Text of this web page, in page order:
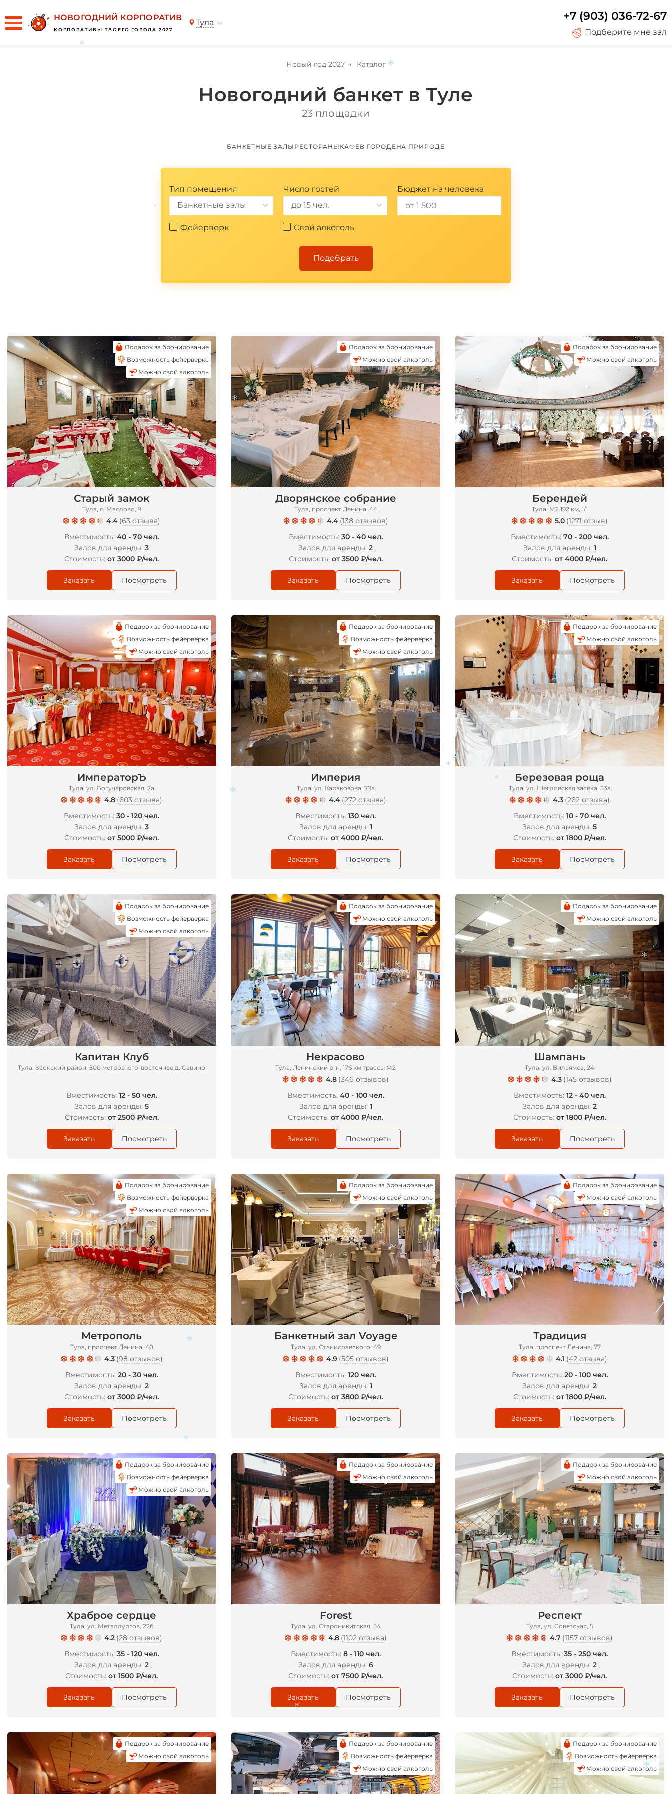
НОВОГОДНИЙ КОРПОРАТИВ
КОРПОРАТИВЫ ТВОЕГО ГОРОДА 2027
Тула +7 (903) 036-72-67
Подберите мне зал
Новый год 2027 Каталог
Новогодний банкет в Туле
23 площадки
БАНКЕТНЫЕ ЗАЛЫ РЕСТОРАНЫ КАФЕВ ГОРОДЕНА ПРИРОДЕ
Тип помещения
Банкетные залы
Число гостей
до 15 чел.
Бюджет на человека
Фейерверк Свой алкоголь
Подобрать
Старый замок
Тула, с. Маслово, 9
4.4 (63 отзыва)
Вместимость:40 - 70 чел.
Залов для аренды:3
Стоимость:от 3000 ₽/чел.
Подарок за бронирование
Возможность фейерверка
Можно свой алкоголь
Заказать Посмотреть
Дворянское собрание
Тула, проспект Ленина, 44
4.4 (138 отзывов)
Вместимость: 30 - 40 чел.
Залов для аренды:2
Стоимость: от 3500 ₽/чел.
Подарок за бронирование
Можно свой алкоголь
Заказать Посмотреть
Берендей
Тула, М2 192 км, 1/1
5.0 (1271 отзыв)
Вместимость: 70 - 200 чел.
Залов для аренды: 1
Стоимость:от 4000 ₽/чел.
Подарок за бронирование
Можно свой алкоголь
Заказать Посмотреть
ИмператорЪ
Тула, ул. Богучаровская, 2а
4.8 (603 отзыва)
Вместимость:30 - 120 чел.
Залов для аренды:3
Стоимость:от 5000 ₽/чел.
Подарок за бронирование
Возможность фейерверка
Можно свой алкоголь
Заказать Посмотреть
Империя
Тула, ул. Каракозова, 79а
4.4 (272 отзыва)
Вместимость:130 чел.
Залов для аренды: 1
Стоимость:от 4000 ₽/чел.
Подарок за бронирование
Возможность фейерверка
Можно свой алкоголь
Заказать Посмотреть
Березовая роща
Тула, ул. Щегловская засека, 53а
4.3 (262 отзыва)
Вместимость: 10 - 70 чел.
Залов для аренды:5
Стоимость: от 1800 ₽/чел.
Подарок за бронирование
Можно свой алкоголь
Заказать Посмотреть
Капитан Клуб
Тула, Заокский район, 500 метров юго-восточнее д. Савино
Вместимость: 12 - 50 чел.
Залов для аренды:5
Стоимость: от 2500 ₽/чел.
Подарок за бронирование
Возможность фейерверка
Можно свой алкоголь
Заказать Посмотреть
Некрасово
Тула, Ленинский р-н, 176 км трассы М2
4.8 (346 отзывов)
Вместимость: 40 - 100 чел.
Залов для аренды: 1
Стоимость:от 4000 ₽/чел.
Подарок за бронирование
Можно свой алкоголь
Заказать Посмотреть
Шампань
Тула, ул. Вильямса, 24
4.3 (145 отзывов)
Вместимость: 12 - 40 чел.
Залов для аренды:2
Стоимость: от 1800 ₽/чел.
Подарок за бронирование
Можно свой алкоголь
Заказать Посмотреть
Метрополь
Тула, проспект Ленина, 40
4.3 (98 отзывов)
Вместимость: 20 - 30 чел.
Залов для аренды:2
Стоимость:от 3000 ₽/чел.
Подарок за бронирование
Возможность фейерверка
Можно свой алкоголь
Заказать Посмотреть
Банкетный зал Voyage
Тула, ул. Станиславского, 49
4.9 (505 отзывов)
Вместимость:120 чел.
Залов для аренды: 1
Стоимость:от 3800 ₽/чел.
Подарок за бронирование
Можно свой алкоголь
Заказать Посмотреть
Традиция
Тула, проспект Ленина, 77
4.1 (42 отзыва)
Вместимость: 20 - 100 чел.
Залов для аренды:2
Стоимость: от 1800 ₽/чел.
Подарок за бронирование
Можно свой алкоголь
Заказать Посмотреть
Храброе сердце
Тула, ул. Металлургов, 22б
4.2 (28 отзывов)
Вместимость: 35 - 120 чел.
Залов для аренды:2
Стоимость:от 1500 ₽/чел.
Подарок за бронирование
Возможность фейерверка
Можно свой алкоголь
Заказать Посмотреть
Forest
Тула, ул. Староникитская, 54
4.8 (1102 отзыва)
Вместимость: 8 - 110 чел.
Залов для аренды: 6
Стоимость:от 7500 ₽/чел.
Подарок за бронирование
Можно свой алкоголь
Заказать Посмотреть
Респект
Тула, ул. Советская, 5
4.7 (1157 отзывов)
Вместимость:35 - 250 чел.
Залов для аренды:2
Стоимость:от 3000 ₽/чел.
Подарок за бронирование
Можно свой алкоголь
Заказать Посмотреть
Подарок за бронирование
Можно свой алкоголь
Подарок за бронирование
Возможность фейерверка
Можно свой алкоголь
Подарок за бронирование
Возможность фейерверка
Можно свой алкоголь
*
*
*
*
*
*
*
*